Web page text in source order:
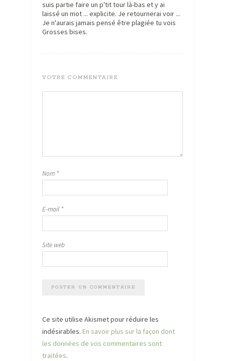
suis partie faire un p'tit tour là-bas et y ai
laissé un mot ... explicite. Je retournerai voir ...
Je n'aurais jamais pensé être plagiée tu vois
Grosses bises.
VOTRE COMMENTAIRE
Nom *
E-mail *
Site web
Ce site utilise Akismet pour réduire les
indésirables. En savoir plus sur la façon dont
les données de vos commentaires sont
traitées.